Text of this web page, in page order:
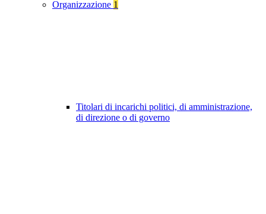
Organizzazione 1
Titolari di incarichi politici, di amministrazione,
di direzione o di governo